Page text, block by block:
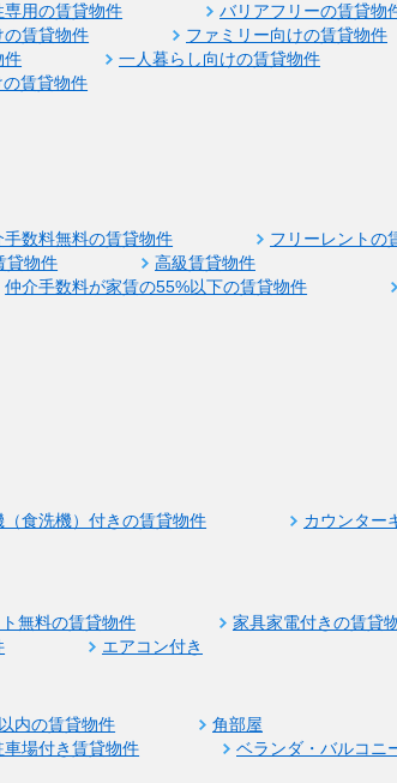
用の賃貸物件
バリアフリーの賃貸物
の賃貸物件 ファミリー向けの賃貸物件
件
一人暮らし向けの賃貸物件
賃貸物件
手数料無料の賃貸物件
フリーレントの
貸物件
高級賃貸物件
仲介手数料が家賃の55%以下の賃貸物件
食洗機）付きの賃貸物件
カウンター
無料の賃貸物件
家具家電付きの賃貸
エアコン付き
内の賃貸物件
角部屋
車場付き賃貸物件
ベランダ・バルコニ